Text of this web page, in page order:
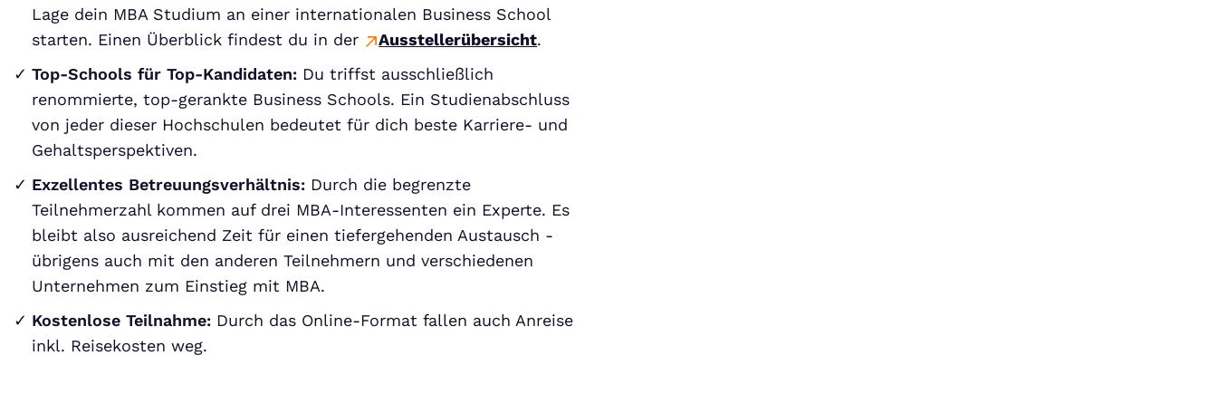
Lage dein MBA Studium an einer internationalen Business School
starten. Einen Überblick findest du in der
Ausstellerübersicht.
Top-Schools für Top-Kandidaten: Du triffst ausschließlich
renommierte, top-gerankte Business Schools. Ein Studienabschluss
von jeder dieser Hochschulen bedeutet für dich beste Karriere- und
Gehaltsperspektiven.
Exzellentes Betreuungsverhältnis: Durch die begrenzte
Teilnehmerzahl kommen auf drei MBA-Interessenten ein Experte. Es
bleibt also ausreichend Zeit für einen tiefergehenden Austausch -
übrigens auch mit den anderen Teilnehmern und verschiedenen
Unternehmen zum Einstieg mit MBA.
Kostenlose Teilnahme: Durch das Online-Format fallen auch Anreise
inkl. Reisekosten weg.